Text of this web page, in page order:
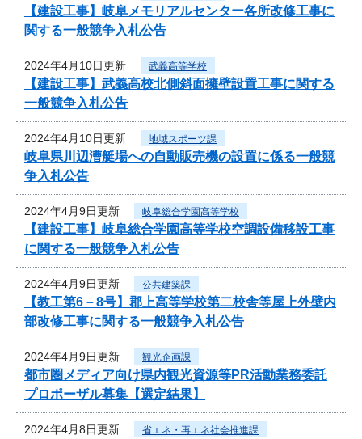
【建設工事】岐阜メモリアルセンター各所改修工事に
関する一般競争入札公告
2024年4月10日更新 武義高等学校
【建設工事】武義高校北側斜面擁壁設置工事に関する
一般競争入札公告
2024年4月10日更新 地域スポーツ課
岐阜県川辺漕艇場への自動販売機の設置に係る一般競
争入札公告
2024年4月9日更新 岐阜総合学園高等学校
【建設工事】岐阜総合学園高等学校空調設備移設工事
に関する一般競争入札公告
2024年4月9日更新 公共建築課
【教工第6－8号】郡上高等学校第二校舎等屋上外壁内
部改修工事に関する一般競争入札公告
2024年4月9日更新 観光企画課
都市圏メディア向け県内観光資源等PR活動業務委託
プロポーザル募集【選定結果】
2024年4月8日更新 省エネ・再エネ社会推進課